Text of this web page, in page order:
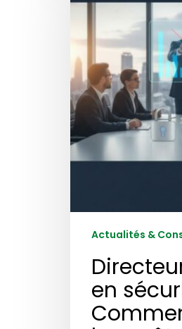
sécurité
privée
Comment
réduire
les
coûts
opérationnels
de
20%
sans
sacrifier
qualité
Actualités &
en